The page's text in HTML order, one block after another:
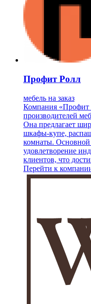
Профит Ролл
мебель на заказ
Компания «Профит
производителей
Она предлагает
шкафы-купе,
комнаты. Основной
удовлетворение
клиентов, что
Перейти к